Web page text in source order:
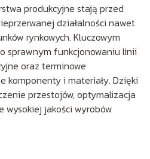
produkcyjne stają przed
działalności nawet
rynkowych. Kluczowym
sprawnym funkcjonowaniu linii
oraz terminowe
komponenty i materiały. Dzięki
przestojów, optymalizacja
wysokiej jakości wyrobów